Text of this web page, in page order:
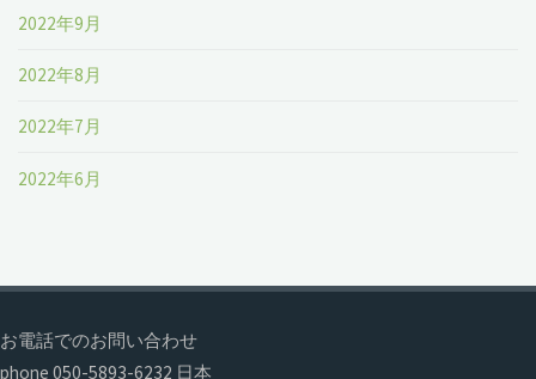
2022年9月
2022年8月
2022年7月
2022年6月
お電話でのお問い合わせ
phone 050-5893-6232 日本